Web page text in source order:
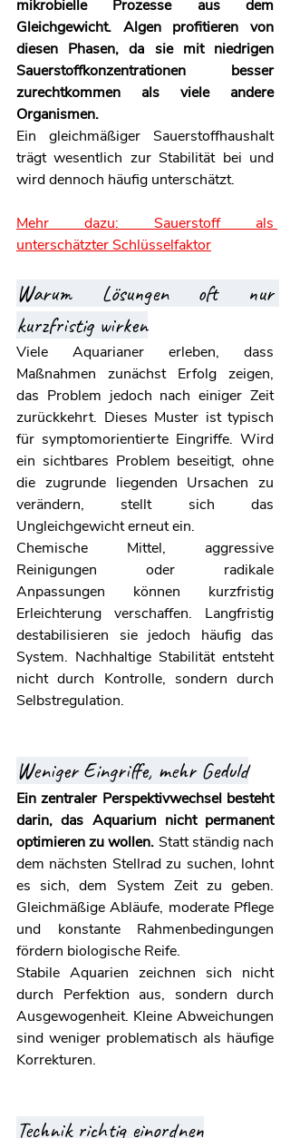
mikrobielle Prozesse aus dem
Gleichgewicht. Algen profitieren von
diesen Phasen, da sie mit niedrigen
Sauerstoffkonzentrationen besser
zurechtkommen als viele andere
Organismen.
Ein gleichmäßiger Sauerstoffhaushalt
trägt wesentlich zur Stabilität bei und
wird dennoch häufig unterschätzt.
Mehr dazu: Sauerstoff als
unterschätzter Schlüsselfaktor
Warum Lösungen oft nur
kurzfristig wirken
Viele Aquarianer erleben, dass
Maßnahmen zunächst Erfolg zeigen,
das Problem jedoch nach einiger Zeit
zurückkehrt. Dieses Muster ist typisch
für symptomorientierte Eingriffe. Wird
ein sichtbares Problem beseitigt, ohne
die zugrunde liegenden Ursachen zu
verändern, stellt sich das
Ungleichgewicht erneut ein.
Chemische Mittel, aggressive
Reinigungen oder radikale
Anpassungen können kurzfristig
Erleichterung verschaffen. Langfristig
destabilisieren sie jedoch häufig das
System. Nachhaltige Stabilität entsteht
nicht durch Kontrolle, sondern durch
Selbstregulation.
Weniger Eingriffe, mehr Geduld
Ein zentraler Perspektivwechsel besteht
darin, das Aquarium nicht permanent
optimieren zu wollen. Statt ständig nach
dem nächsten Stellrad zu suchen, lohnt
es sich, dem System Zeit zu geben.
Gleichmäßige Abläufe, moderate Pflege
und konstante Rahmenbedingungen
fördern biologische Reife.
Stabile Aquarien zeichnen sich nicht
durch Perfektion aus, sondern durch
Ausgewogenheit. Kleine Abweichungen
sind weniger problematisch als häufige
Korrekturen.
Technik richtig einordnen